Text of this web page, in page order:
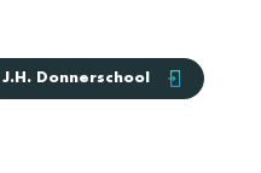
J.H. Donnerschool